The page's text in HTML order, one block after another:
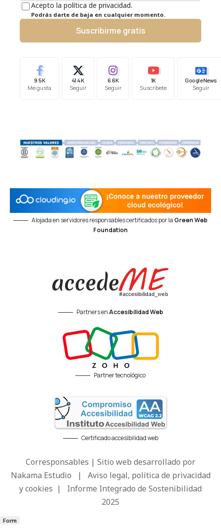
Acepto la política de privacidad.
Podrás darte de baja en cualquier momento.
Suscribirme gratis
9.5K
Me gusta
41.4K
Seguir
6.6K
Seguir
1K
Suscríbete
Google News
Seguir
Alojada en servidores responsables certificados por la Green Web
Foundation
Partners enAccesibilidad Web
Partner tecnológico
Certificado accesibilidad web
Corresponsables | Sitio web desarrollado por
Nakama Estudio | Aviso legal, política de privacidad
y cookies | Informe Integrado de Sostenibilidad
2025
Form